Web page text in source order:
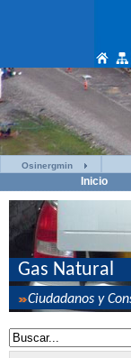
Osinergmin
Inicio